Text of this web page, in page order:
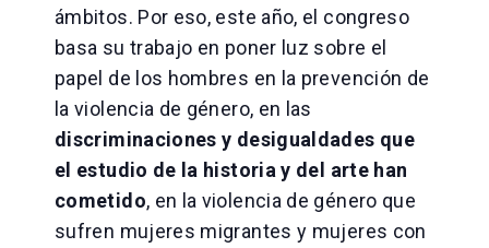
ámbitos. Por eso, este año, el congreso
basa su trabajo en poner luz sobre el
papel de los hombres en la prevención de
la violencia de género, en las
discriminaciones y desigualdades que
el estudio de la historia y del arte han
cometido, en la violencia de género que
sufren mujeres migrantes y mujeres con